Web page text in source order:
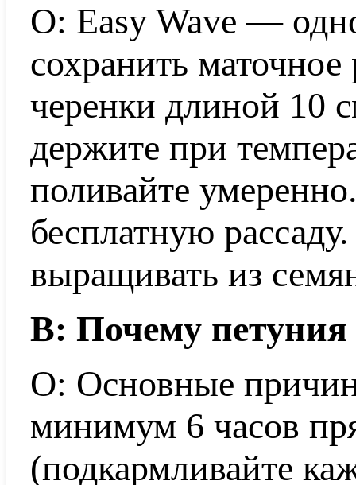
О: Easy Wave —
сохранить маточное
черенки длиной 10
держите при
поливайте
бесплатную
выращивать из
В: Почему петуния
О: Основные
минимум 6 часов
(подкармливайте